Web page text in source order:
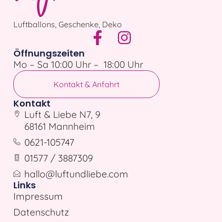
Luftballons, Geschenke, Deko
Öffnungszeiten
Mo – Sa 10:00 Uhr – 18:00 Uhr
Kontakt & Anfahrt
Kontakt
Luft & Liebe N7, 9
68161 Mannheim
0621-105747
01577 / 3887309
hallo@luftundliebe.com
Links
Impressum
Datenschutz